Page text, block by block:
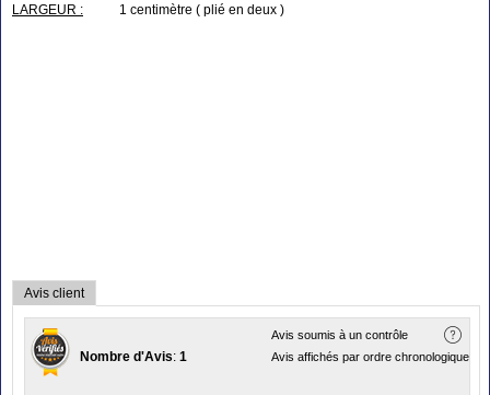
LARGEUR : 1 centimètre ( plié en deux )
Avis client
Avis soumis à un contrôle
Avis affichés par ordre chronologique
Nombre d'Avis: 1